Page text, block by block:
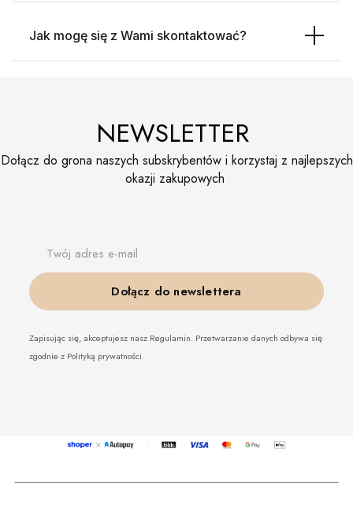
Jak mogę się z Wami skontaktować?
NEWSLETTER
Dołącz do grona naszych subskrybentów i korzystaj z najlepszych
okazji zakupowych
Twój adres e-mail
Dołącz do newslettera
Zapisując się, akceptujesz nasz Regulamin. Przetwarzanie danych odbywa się
zgodnie z Polityką prywatności.